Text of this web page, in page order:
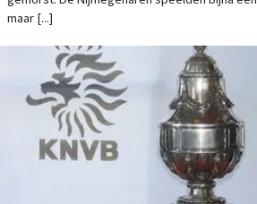
maar [...]